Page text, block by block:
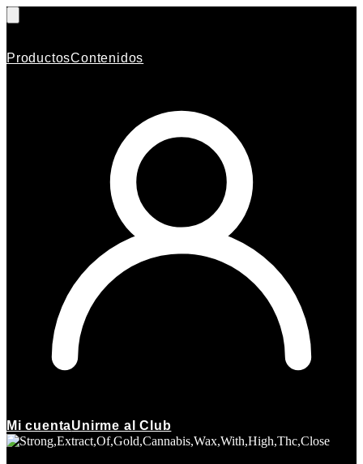
ProductosContenidos
Mi cuentaUnirme al Club